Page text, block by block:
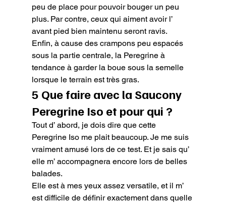
peu de place pour pouvoir bouger un peu
plus. Par contre, ceux qui aiment avoir l’
avant pied bien maintenu seront ravis.
Enfin, à cause des crampons peu espacés
sous la partie centrale, la Peregrine à
tendance à garder la boue sous la semelle
lorsque le terrain est très gras.
5 Que faire avec la Saucony
Peregrine Iso et pour qui ?
Tout d’ abord, je dois dire que cette
Peregrine Iso me plait beaucoup. Je me suis
vraiment amusé lors de ce test. Et je sais qu’
elle m’ accompagnera encore lors de belles
balades.
Elle est à mes yeux assez versatile, et il m’
est difficile de définir exactement dans quelle